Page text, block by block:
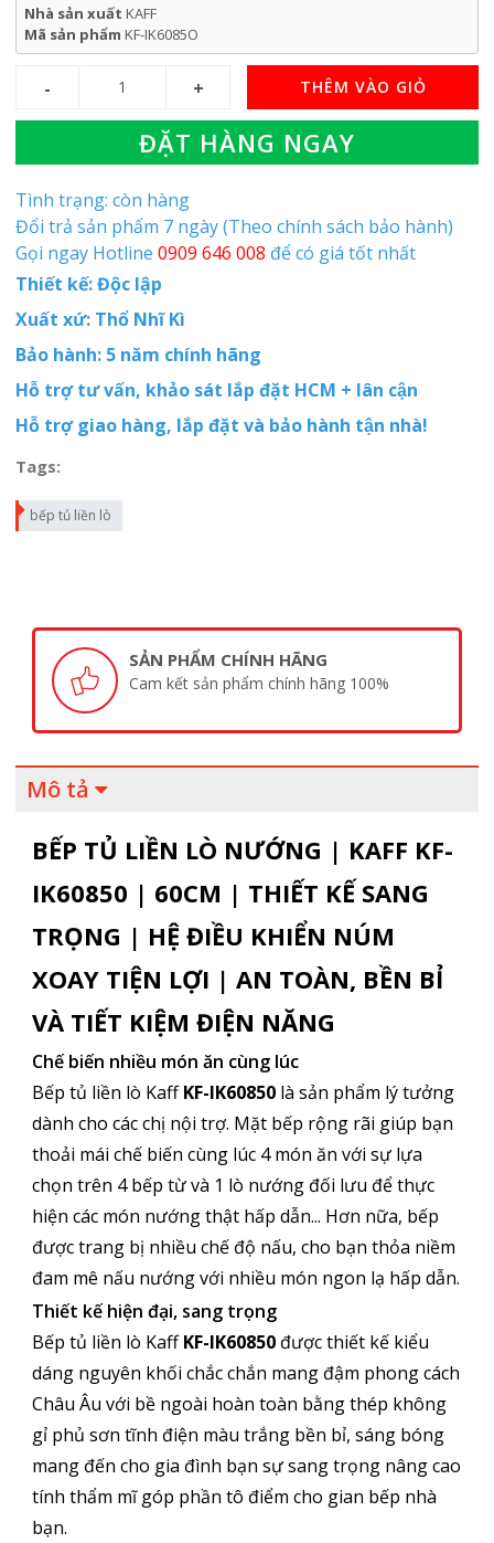
Nhà sản xuất KAFF
Mã sản phẩm KF-IK6085O
THÊM VÀO GIỎ
ĐẶT HÀNG NGAY
Tình trạng: còn hàng
Đổi trả sản phẩm 7 ngày (Theo chính sách bảo hành)
Gọi ngay Hotline 0909 646 008 để có giá tốt nhất
Thiết kế: Độc lập
Xuất xứ: Thổ Nhĩ Kì
Bảo hành: 5 năm chính hãng
Hỗ trợ tư vấn, khảo sát lắp đặt HCM + lân cận
Hỗ trợ giao hàng, lắp đặt và bảo hành tận nhà!
Tags:
bếp tủ liền lò
SẢN PHẨM CHÍNH HÃNG
Cam kết sản phẩm chính hãng 100%
Mô tả
BẾP TỦ LIỀN LÒ NƯỚNG | KAFF KF-
IK60850 | 60CM | THIẾT KẾ SANG
TRỌNG | HỆ ĐIỀU KHIỂN NÚM
XOAY TIỆN LỢI | AN TOÀN, BỀN BỈ
VÀ TIẾT KIỆM ĐIỆN NĂNG
Chế biến nhiều món ăn cùng lúc
Bếp tủ liền lò KaffKF-IK60850là sản phẩm lý tưởng
dành cho các chị nội trợ. Mặt bếp rộng rãi giúp bạn
thoải mái chế biến cùng lúc 4 món ăn với sự lựa
chọn trên 4 bếp từ và 1 lò nướng đối lưu để thực
hiện các món nướng thật hấp dẫn... Hơn nữa, bếp
được trang bị nhiều chế độ nấu, cho bạn thỏa niềm
đam mê nấu nướng với nhiều món ngon lạ hấp dẫn.
Thiết kế hiện đại, sang trọng
Bếp tủ liền lò KaffKF-IK60850được thiết kế kiểu
dáng nguyên khối chắc chắn mang đậm phong cách
Châu Âu với bề ngoài hoàn toàn bằng thép không
gỉ phủ sơn tĩnh điện màu trắng bền bỉ, sáng bóng
mang đến cho gia đình bạn sự sang trọng nâng cao
tính thẩm mĩ góp phần tô điểm cho gian bếp nhà
bạn.